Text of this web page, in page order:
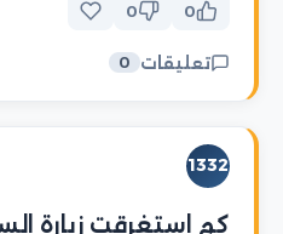
0
0
تعليقات 0
1332
كم استغرقت زيارة